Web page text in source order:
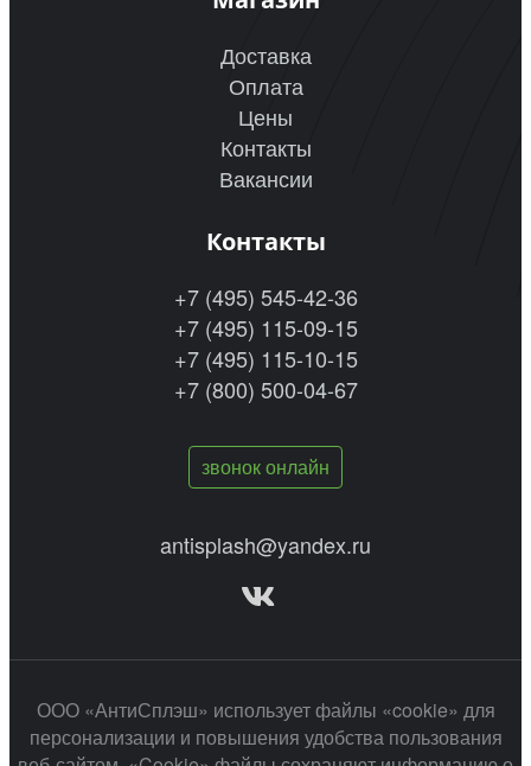
Доставка
Оплата
Цены
Контакты
Вакансии
Контакты
+7 (495) 545-42-36
+7 (495) 115-09-15
+7 (495) 115-10-15
+7 (800) 500-04-67
звонок онлайн
antisplash@yandex.ru
ООО «АнтиСплэш» использует файлы «cookie» для
персонализации и повышения удобства пользования